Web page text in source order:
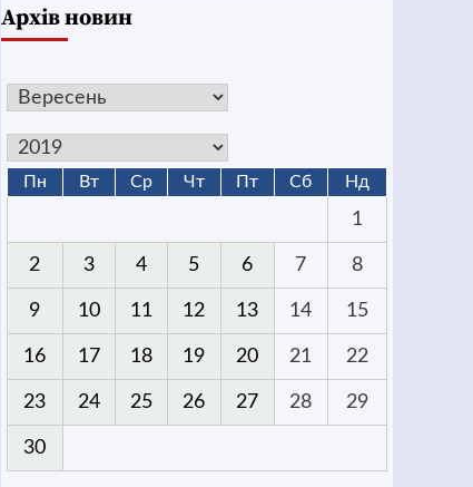
Архів новин
Пн Вт Ср Чт Пт Сб Нд
1
2 3 4 5 6 7 8
9 10 11 12 13 14 15
16 17 18 19 20 21 22
23 24 25 26 27 28 29
30